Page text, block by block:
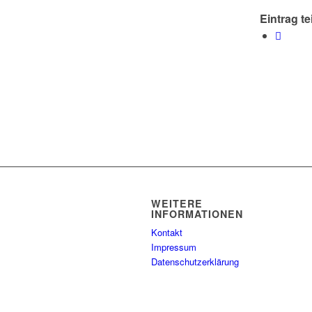
Eintrag
WEITERE
INFORMATIONEN
Kontakt
Impressum
Datenschutzerklärung